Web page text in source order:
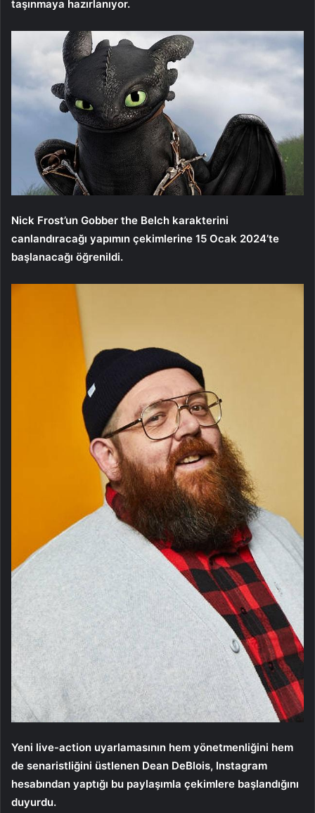
taşınmaya hazırlanıyor.
Nick Frost’un Gobber the Belch karakterini
canlandıracağı yapımın çekimlerine 15 Ocak 2024’te
başlanacağı öğrenildi.
Yeni live-action uyarlamasının hem yönetmenliğini hem
de senaristliğini üstlenen Dean DeBlois, Instagram
hesabından yaptığı bu paylaşımla çekimlere başlandığını
duyurdu.